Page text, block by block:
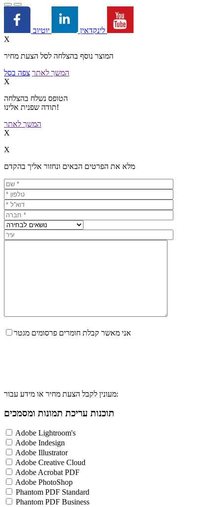
לינקדאין
X
המוצר נוסף בהצלחה לסל הצעת מחיר
המשך לאתר צפה בסל
X
הטופס נשלח בהצלחה
תודה שפנית אלינו!
המשך לאתר
X
X
מלא את הפרטים הבאים ונחזור אליך בהקדם
אני מאשר קבלת חומרים פרסומים מגטר
מעונין לקבל הצעת מחיר או מידע עבור:
תוכנות עריכת תמונות ומסמכים
Adobe Lightroom's
Adobe Indesign
Adobe Illustrator
Adobe Creative Cloud
Adobe Acrobat PDF
Adobe PhotoShop
Phantom PDF Standard
Phantom PDF Business